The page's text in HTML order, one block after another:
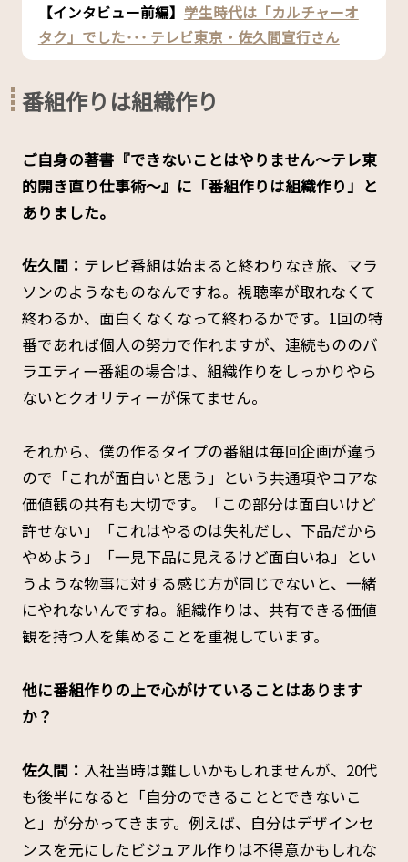
【インタビュー前編】 学生時代は「カルチャーオ
タク」でした･･･ テレビ東京・佐久間宣行さん
番組作りは組織作り
――ご自身の著書『できないことはやりません～テレ東
的開き直り仕事術～』に「番組作りは組織作り」と
ありました。
佐久間： テレビ番組は始まると終わりなき旅、マラ
ソンのようなものなんですね。視聴率が取れなくて
終わるか、面白くなくなって終わるかです。1回の特
番であれば個人の努力で作れますが、連続もののバ
ラエティー番組の場合は、組織作りをしっかりやら
ないとクオリティーが保てません。
それから、僕の作るタイプの番組は毎回企画が違う
ので「これが面白いと思う」という共通項やコアな
価値観の共有も大切です。「この部分は面白いけど
許せない」「これはやるのは失礼だし、下品だから
やめよう」「一見下品に見えるけど面白いね」とい
うような物事に対する感じ方が同じでないと、一緒
にやれないんですね。組織作りは、共有できる価値
観を持つ人を集めることを重視しています。
――他に番組作りの上で心がけていることはあります
か？
佐久間： 入社当時は難しいかもしれませんが、20代
も後半になると「自分のできることとできないこ
と」が分かってきます。例えば、自分はデザインセ
ンスを元にしたビジュアル作りは不得意かもしれな